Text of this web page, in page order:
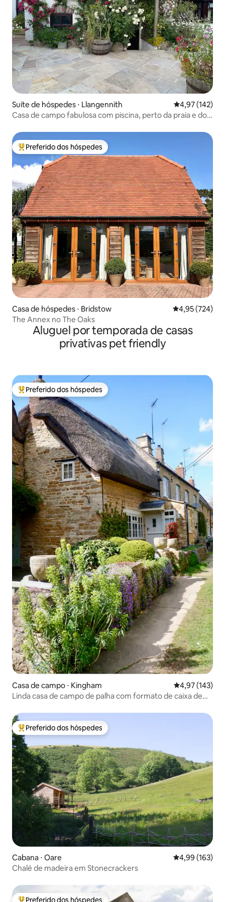
Suíte de hóspedes ⋅ Llangennith 4,97 de uma
4,97 (142)
Casa de campo fabulosa com piscina, perto da praia e do
Entre os melhores preferidos dos hóspedes
Preferido dos hóspedes
Casa de hóspedes ⋅ Bridstow 4,95 de uma
4,95 (724)
The Annex no The Oaks
Aluguel por temporada de casas
privativas pet friendly
Entre os melhores preferidos dos hóspedes
Preferido dos hóspedes
Casa de campo ⋅ Kingham 4,97 de uma
4,97 (143)
Linda casa de campo de palha com formato de caixa de
Entre os melhores preferidos dos hóspedes
Preferido dos hóspedes
Cabana ⋅ Oare 4,99 de uma
4,99 (163)
Chalé de madeira em Stonecrackers
Preferido dos hóspedes